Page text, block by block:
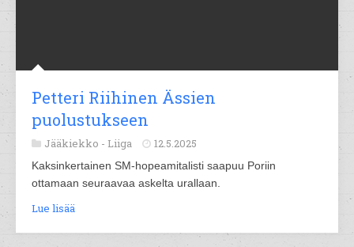
Petteri Riihinen Ässien
puolustukseen
Jääkiekko - Liiga 12.5.2025
Kaksinkertainen SM-hopeamitalisti saapuu Poriin
ottamaan seuraavaa askelta urallaan.
Lue lisää